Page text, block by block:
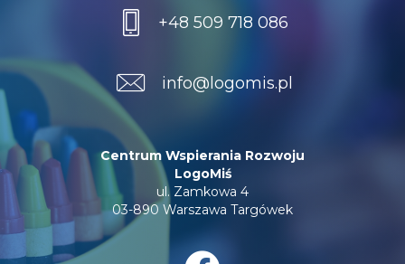
+48 509 718 086
info@logomis.pl
Centrum Wspierania Rozwoju
LogoMiś
ul. Zamkowa 4
03-890 Warszawa Targówek